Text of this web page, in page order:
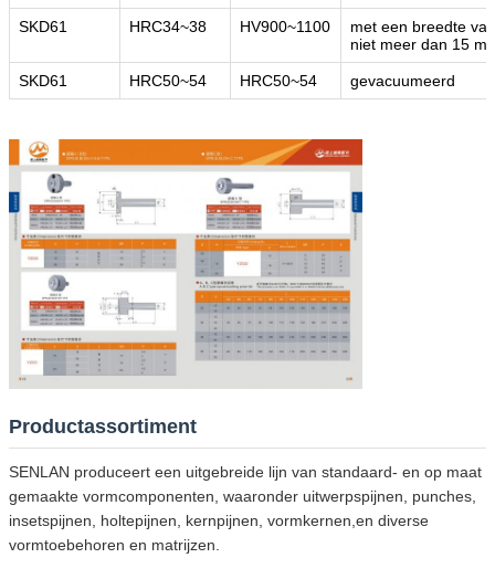
SKD61 HRC34~38 HV900~1100
met een breedte van
niet meer dan 15
SKD61 HRC50~54 HRC50~54 gevacuumeerd
Productassortiment
SENLAN produceert een uitgebreide lijn van standaard- en op maat
gemaakte vormcomponenten, waaronder uitwerpspijnen, punches,
insetspijnen, holtepijnen, kernpijnen, vormkernen,en diverse
vormtoebehoren en matrijzen.